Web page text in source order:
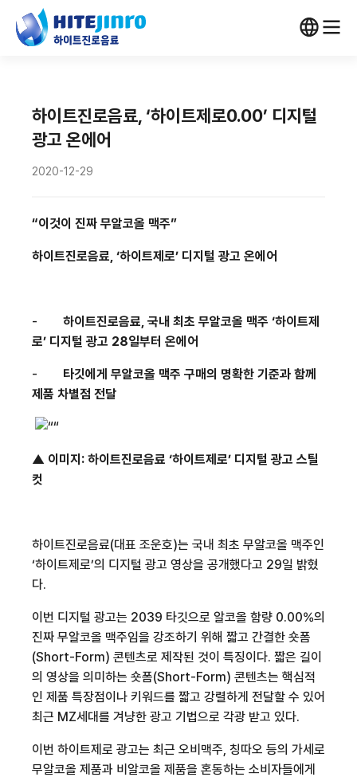
하이트진로음료, ‘하이트제로0.00’ 디지털
광고 온에어
2020-12-29
“이것이 진짜 무알코올 맥주”
하이트진로음료, ‘하이트제로’ 디지털 광고 온에어
- 하이트진로음료, 국내 최초 무알코올 맥주 ‘하이트제
로’ 디지털 광고 28일부터 온에어
-
타깃에게 무알코올 맥주 구매의 명확한 기준과 함께
제품 차별점 전달
▲ 이미지 : 하이트진로음료 ‘하이트제로’ 디지털 광고 스틸
컷
하이트진로음료(대표 조운호)는 국내 최초 무알코올 맥주인
‘하이트제로’의 디지털 광고 영상을 공개했다고 29일 밝혔
다.
이번 디지털 광고는 2039 타깃으로 알코올 함량 0.00%의
진짜 무알코올 맥주임을 강조하기 위해 짧고 간결한 숏폼
(Short-Form) 콘텐츠로 제작된 것이 특징이다. 짧은 길이
의 영상을 의미하는 숏폼(Short-Form) 콘텐츠는 핵심적
인 제품 특장점이나 키워드를 짧고 강렬하게 전달할 수 있어
최근 MZ세대를 겨냥한 광고 기법으로 각광 받고 있다.
이번 하이트제로 광고는 최근 오비맥주, 칭따오 등의 가세로
무알코올 제품과 비알코올 제품을 혼동하는 소비자들에게